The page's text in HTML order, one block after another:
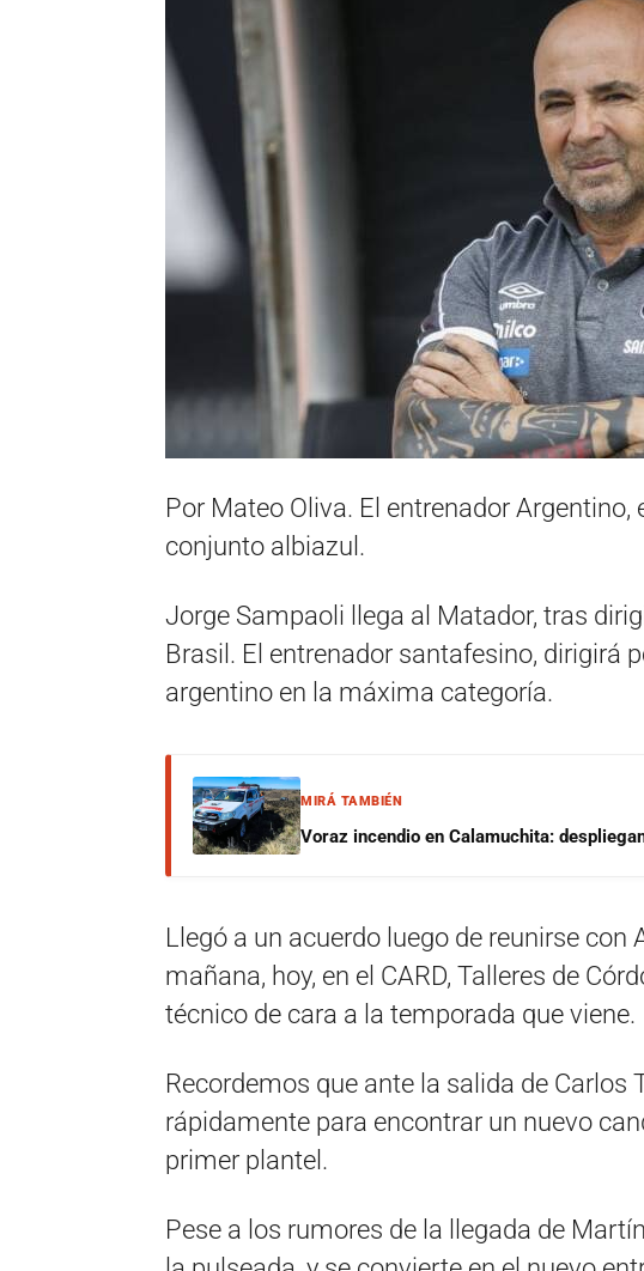
Por Mateo Oliva. El entrenador Argentino,
conjunto albiazul.
Jorge Sampaoli llega al Matador, tras
Brasil. El entrenador santafesino, dirigirá
argentino en la máxima categoría.
MIRÁ TAMBIÉN
Voraz incendio en Calamuchita:
Llegó a un acuerdo luego de reunirse con
mañana, hoy, en el CARD, Talleres de
técnico de cara a la temporada que viene.
Recordemos que ante la salida de Carlos
rápidamente para encontrar un nuevo
primer plantel.
Pese a los rumores de la llegada de